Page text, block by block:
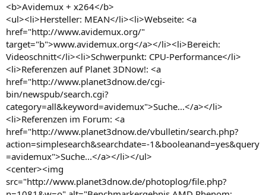
<b>Avidemux + x264</b>
<ul><li>Hersteller: MEAN</li><li>Webseite: <a
href="http://www.avidemux.org/"
target="b">www.avidemux.org</a></li><li>Bereich:
Videoschnitt</li><li>Schwerpunkt: CPU-Performance</li>
<li>Referenzen auf Planet 3DNow!: <a
href="http://www.planet3dnow.de/cgi-
bin/newspub/search.cgi?
category=all&keyword=avidemux">Suche...</a></li>
<li>Referenzen im Forum: <a
href="http://www.planet3dnow.de/vbulletin/search.php?
action=simplesearch&searchdate=-1&booleanand=yes&query
=avidemux">Suche...</a></li></ul>
<center><img
src="http://www.planet3dnow.de/photoplog/file.php?